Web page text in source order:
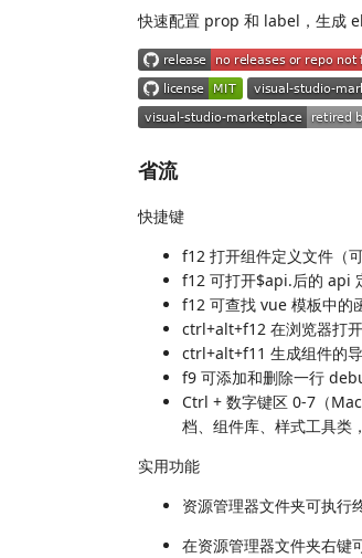
快速配置 prop 和 label，生成
省流
快捷键
f12 打开组件定义文件（
f12 可打开$api.后的 api
f12 可查找 vue 模板中的
ctrl+alt+f12 在浏览器打
ctrl+alt+f11 生成组件的
f9 可添加和删除一行
Ctrl + 数字键区 0-7（
档、组件库、样式工具类
实用功能
资源管理器文件夹可执行
在资源管理器文件夹右